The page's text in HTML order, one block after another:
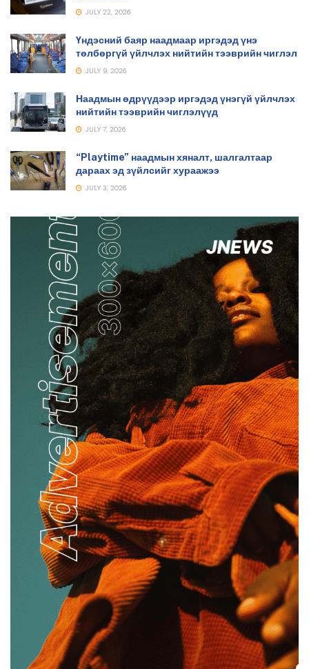
JULY 22, 2026
Үндэсний баяр наадмаар иргэдэд үнэ
төлбөргүй үйлчлэх нийтийн тээврийн чиглэл
JULY 9, 2026
Наадмын өдрүүдээр иргэдэд үнэгүй үйлчлэх
нийтийн тээврийн чиглэлүүд
JULY 7, 2026
“Playtime” наадмын хяналт, шалгалтаар
дараах эд зүйлсийг хураажээ
JULY 3, 2026